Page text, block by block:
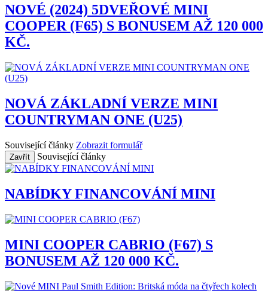
NOVÉ (2024) 5DVEŘOVÉ MINI
COOPER (F65) S BONUSEM AŽ 120 000
KČ.
NOVÁ ZÁKLADNÍ VERZE MINI
COUNTRYMAN ONE (U25)
Související články Zobrazit formulář
Zavřít Související články
NABÍDKY FINANCOVÁNÍ MINI
MINI COOPER CABRIO (F67) S
BONUSEM AŽ 120 000 KČ.